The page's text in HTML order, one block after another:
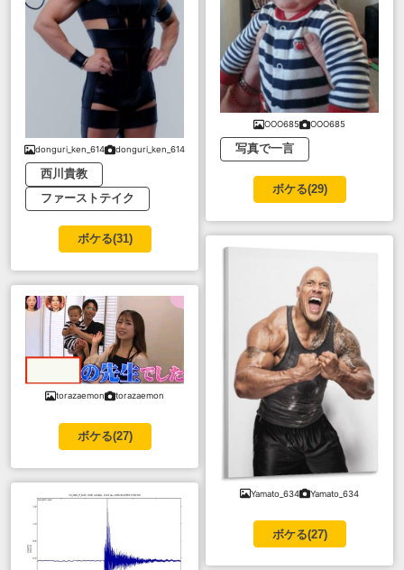
donguri_ken_614 donguri_ken_614
西川貴教
ファーストテイク
ボケる(31)
torazaemon torazaemon
ボケる(27)
OOO685 OOO685
写真で一言
ボケる(29)
Yamato_634 Yamato_634
ボケる(27)